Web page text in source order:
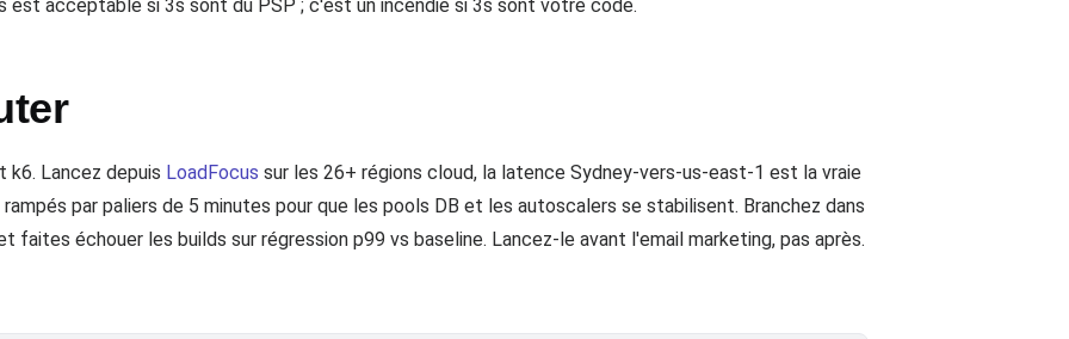
est acceptable si 3s sont du PSP ; c'est un incendie si 3s sont votre code.
Lancez depuis LoadFocus sur les 26+ régions cloud, la latence Sydney-vers-us-east-1 est la vraie
par paliers de 5 minutes pour que les pools DB et les autoscalers se stabilisent. Branchez dans
faites échouer les builds sur régression p99 vs baseline. Lancez-le avant l'email marketing, pas après.